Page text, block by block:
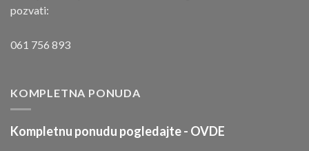
pozvati:
061 756 893
KOMPLETNA PONUDA
Kompletnu ponudu pogledajte - OVDE